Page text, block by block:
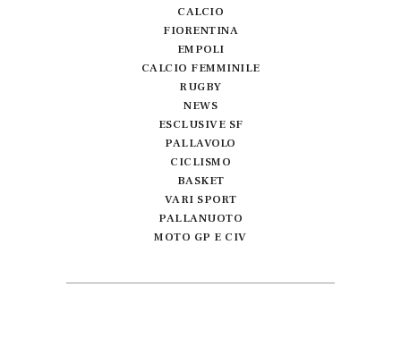
CALCIO
FIORENTINA
EMPOLI
CALCIO FEMMINILE
RUGBY
NEWS
ESCLUSIVE SF
PALLAVOLO
CICLISMO
BASKET
VARI SPORT
PALLANUOTO
MOTO GP E CIV